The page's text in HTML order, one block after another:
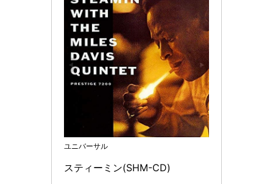
ユニバーサル
スティーミン(SHM-CD)